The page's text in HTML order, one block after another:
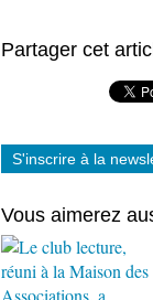
Partager cet
S'inscrire à la
Vous aimerez